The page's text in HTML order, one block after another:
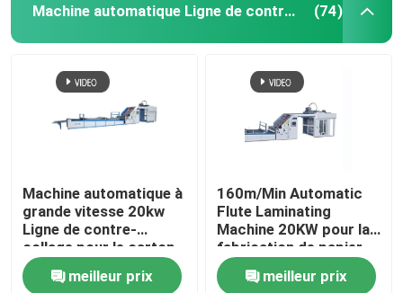
Machine automatique Ligne de contre-collage (74)
Machine automatique à
grande vitesse 20kw
Ligne de contre-
collage pour le carton
de stratification de
cartonmeilleur prix
160m/Min Automatic
Flute Laminating
Machine 20KW pour la
fabrication de papier
15800x2500x3520mm
meilleur prix